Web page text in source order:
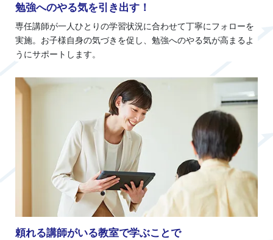
勉強へのやる気を引き出す！
専任講師が一人ひとりの学習状況に合わせて丁寧にフォローを
実施。お子様自身の気づきを促し、勉強へのやる気が高まるよ
うにサポートします。
頼れる講師がいる教室で学ぶことで